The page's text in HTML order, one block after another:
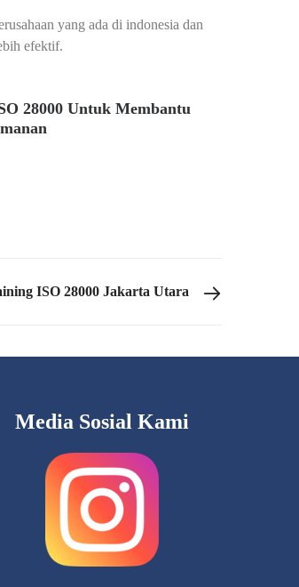
yang ada di indonesia dan
efektif.
28000 Untuk Membantu
ISO 28000 Jakarta Utara
Media Sosial Kami